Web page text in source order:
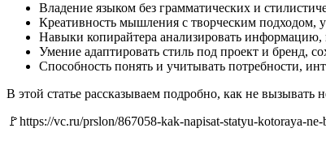
Владение языком без грамматических и
Креативность мышления с творческим подходом,
Навыки копирайтера анализировать информацию,
Умение адаптировать стиль под проект и бренд,
Способность понять и учитывать потребности,
В этой статье рассказываем подробно, как не вызывать
🚩https://vc.ru/prslon/867058-kak-napisat-statyu-kotoraya-